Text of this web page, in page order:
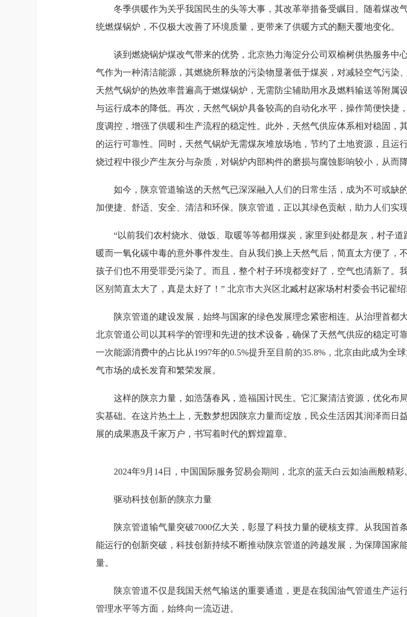
冬季供暖作为关乎我国民生的头等大事，其改革举措备受瞩目。随着煤改
统燃煤锅炉，不仅极大改善了环境质量，更带来了供暖方式的翻天覆地变化。
谈到燃烧锅炉煤改气带来的优势，北京热力海淀分公司双榆树供热服务中
气作为一种清洁能源，其燃烧所释放的污染物显著低于煤炭，对减轻空气污染
天然气锅炉的热效率普遍高于燃煤锅炉，无需防尘辅助用水及燃料输送等附属
与运行成本的降低。再次，天然气锅炉具备较高的自动化水平，操作简便快捷
度调控，增强了供暖和生产流程的稳定性。此外，天然气供应体系相对稳固，
的运行可靠性。同时，天然气锅炉无需煤灰堆放场地，节约了土地资源，且运
烧过程中很少产生灰分与杂质，对锅炉内部构件的磨损与腐蚀影响较小，从而
如今，陕京管道输送的天然气已深深融入人们的日常生活，成为不可或缺
加便捷、舒适、安全、清洁和环保。陕京管道，正以其绿色贡献，助力人们实
“以前我们农村烧水、做饭、取暖等等都用煤炭，家里到处都是灰，村子
暖而一氧化碳中毒的意外事件发生。自从我们换上天然气后，简直太方便了，
孩子们也不用受罪受污染了。而且，整个村子环境都变好了，空气也清新了。
区别简直太大了，真是太好了！” 北京市大兴区北臧村赵家场村村委会书记翟
陕京管道的建设发展，始终与国家的绿色发展理念紧密相连。从治理首都
北京管道公司以其科学的管理和先进的技术设备，确保了天然气供应的稳定可
一次能源消费中的占比从1997年的0.5%提升至目前的35.8%，北京由此成为全
气市场的成长发育和繁荣发展。
这样的陕京力量，如浩荡春风，造福国计民生。它汇聚清洁资源，优化布
实基础。在这片热土上，无数梦想因陕京力量而绽放，民众生活因其润泽而日
展的成果惠及千家万户，书写着时代的辉煌篇章。
2024年9月14日，中国国际服务贸易会期间，北京的蓝天白云如油画般精彩
驱动科技创新的陕京力量
陕京管道输气量突破7000亿大关，彰显了科技力量的硬核支撑。从我国首
能运行的创新突破，科技创新持续不断推动陕京管道的跨越发展，为保障国家
量。
陕京管道不仅是我国天然气输送的重要通道，更是在我国油气管道生产运
管理水平等方面，始终向一流迈进。